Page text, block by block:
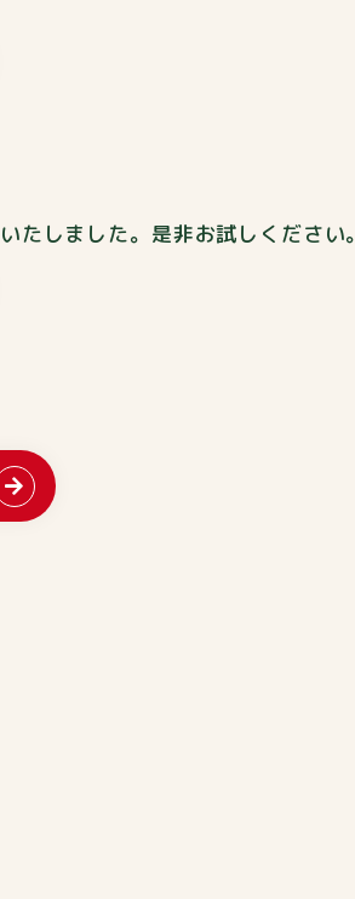
しました。是非お試しください。